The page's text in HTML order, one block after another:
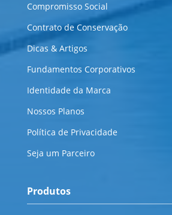
Compromisso Social
Contrato de Conservação
Dicas & Artigos
Fundamentos Corporativos
Identidade da Marca
Nossos Planos
Política de Privacidade
Seja um Parceiro
Produtos